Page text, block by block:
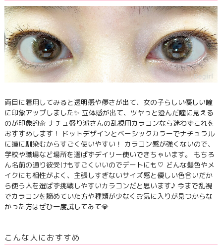
両目に着用してみると透明感や儚さが出て、女の子らしい優しい瞳
に印象アップしました✨ 立体感が出て、ツヤっと澄んだ瞳に見える
のが印象的🌼 ナチュ盛り派さんの乱視用カラコンなら迷わずこれを
おすすめします！ ドットデザインとベーシックカラーでナチュラル
に瞳に馴染むからすごく使いやすい！ カラコン感が強くないので、
学校や職場など場所を選ばずデイリー使いできちゃいます。 もちろ
ん名前の通り彼受けもすごくいいのでデートにも♡ どんな髪色やメ
イクにも相性がよく、主張しすぎないサイズ感と優しい色合いだか
ら使う人を選ばず挑戦しやすいカラコンだと思います♪ 今まで乱視
でカラコンを諦めていた方や種類が少なくお気に入りが見つからな
かった方はぜひ一度試してみて💎
こんな人におすすめ